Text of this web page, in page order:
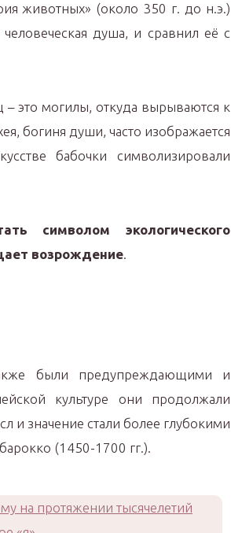
животных» (около 350 г. до н.э.)
душа, и сравнил её с
это могилы, откуда вырываются к
богиня души, часто изображается
бабочки символизировали
символом экологического
возрождение.
были предупреждающими и
культуре они продолжали
и значение стали более глубокими
(1450-1700 гг.).